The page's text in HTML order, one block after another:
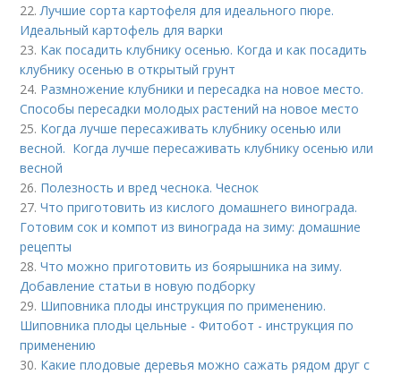
22.Лучшие сорта картофеля для идеального пюре.
Идеальный картофель для варки
23. Как посадить клубнику осенью. Когда и как посадить
клубнику осенью в открытый грунт
24. Размножение клубники и пересадка на новое место.
Способы пересадки молодых растений на новое место
25. Когда лучше пересаживать клубнику осенью или
весной. Когда лучше пересаживать клубнику осенью или
весной
26. Полезность и вред чеснока. Чеснок
27.Что приготовить из кислого домашнего винограда.
Готовим сок и компот из винограда на зиму: домашние
рецепты
28.Что можно приготовить из боярышника на зиму.
Добавление статьи в новую подборку
29. Шиповника плоды инструкция по применению.
Шиповника плоды цельные - Фитобот - инструкция по
применению
30. Какие плодовые деревья можно сажать рядом друг с